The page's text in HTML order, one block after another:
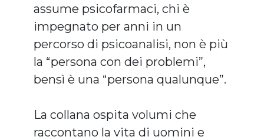
assume psicofarmaci, chi è
impegnato per anni in un
percorso di psicoanalisi, non è più
la “persona con dei problemi”,
bensì è una “persona qualunque”.
La collana ospita volumi che
raccontano la vita di uomini e